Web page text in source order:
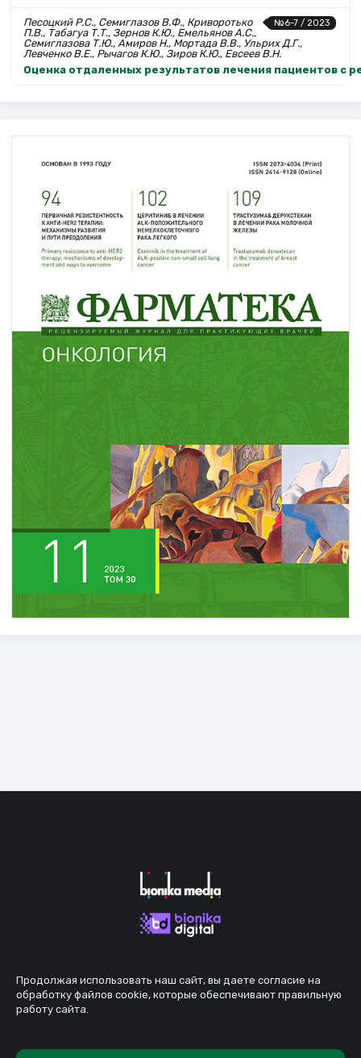
№6-7 / 2023
Песоцкий Р.С., Семиглазов В.Ф., Криворотько
П.В., Табагуа Т.Т., Зернов К.Ю., Емельянов А.С.,
Семиглазова Т.Ю., Амиров Н., Мортада В.В., Ульрих Д.Г.,
Левченко В.Е., Рычагов К.Ю., Зиров К.Ю., Евсеев В.Н.
Оценка отдаленных результатов лечения пациентов с
Продолжая использовать наш сайт, вы даете согласие на
обработку файлов cookie, которые обеспечивают правильную
работу сайта.